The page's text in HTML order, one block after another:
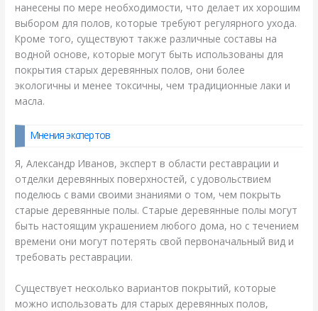
нанесены по мере необходимости, что делает их хорошим
выбором для полов, которые требуют регулярного ухода.
Кроме того, существуют также различные составы на
водной основе, которые могут быть использованы для
покрытия старых деревянных полов, они более
экологичны и менее токсичны, чем традиционные лаки и
масла.
Мнения экспертов
Я, Александр Иванов, эксперт в области реставрации и
отделки деревянных поверхностей, с удовольствием
поделюсь с вами своими знаниями о том, чем покрыть
старые деревянные полы. Старые деревянные полы могут
быть настоящим украшением любого дома, но с течением
времени они могут потерять свой первоначальный вид и
требовать реставрации.
Существует несколько вариантов покрытий, которые
можно использовать для старых деревянных полов,